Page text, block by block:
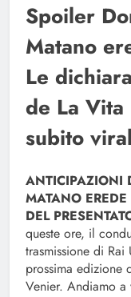
Spoiler
Matano
Le
de La
subito
ANTICIPAZIONI
MATANO
DEL
queste ore, il
trasmissione di
prossima edizione
Venier. Andiamo a